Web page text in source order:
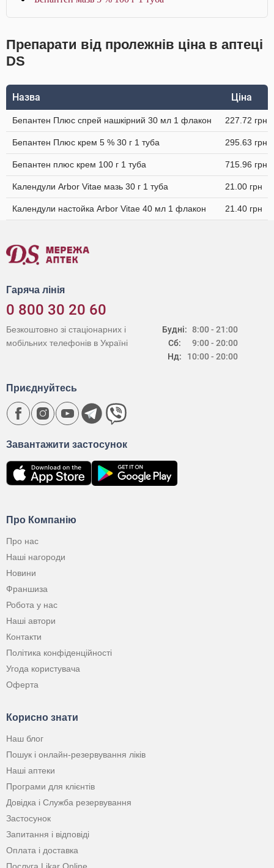
Препарати від пролежнів ціна в аптеці
DS
Назва Ціна
Бепантен Плюс спрей нашкірний 30 мл 1 флакон 227.72 грн
Бепантен Плюс крем 5 % 30 г 1 туба 295.63 грн
Бепантен плюс крем 100 г 1 туба 715.96 грн
Календули Arbor Vitae мазь 30 г 1 туба 21.00 грн
Календули настойка Arbor Vitae 40 мл 1 флакон 21.40 грн
Гаряча лінія
0 800 30 20 60
Будні:
Сб:
Нд:
8:00 - 21:00
9:00 - 20:00
10:00 - 20:00
Безкоштовно зі стаціонарних і
мобільних телефонів в Україні
Про Компанію
Про нас
Наші нагороди
Новини
Франшиза
Робота у нас
Наші автори
Контакти
Політика конфіденційності
Угода користувача
Оферта
Корисно знати
Наш блог
Пошук і онлайн-резервування ліків
Наші аптеки
Програми для клієнтів
Довідка і Служба резервування
Застосунок
Запитання і відповіді
Оплата і доставка
Завантажити застосунок
Приєднуйтесь